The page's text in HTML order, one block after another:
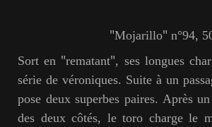
"Mojarillo" n°94,
Sort en "rematant", ses longues
série de véroniques. Suite à un
pose deux superbes paires. Après
des deux côtés, le toro charge le